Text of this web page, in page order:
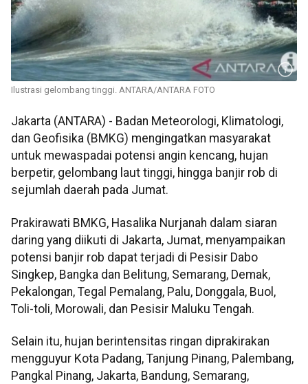
Ilustrasi gelombang tinggi. ANTARA/ANTARA FOTO
Jakarta (ANTARA) - Badan Meteorologi, Klimatologi,
dan Geofisika (BMKG) mengingatkan masyarakat
untuk mewaspadai potensi angin kencang, hujan
berpetir, gelombang laut tinggi, hingga banjir rob di
sejumlah daerah pada Jumat.
Prakirawati BMKG, Hasalika Nurjanah dalam siaran
daring yang diikuti di Jakarta, Jumat, menyampaikan
potensi banjir rob dapat terjadi di Pesisir Dabo
Singkep, Bangka dan Belitung, Semarang, Demak,
Pekalongan, Tegal Pemalang, Palu, Donggala, Buol,
Toli-toli, Morowali, dan Pesisir Maluku Tengah.
Selain itu, hujan berintensitas ringan diprakirakan
mengguyur Kota Padang, Tanjung Pinang, Palembang,
Pangkal Pinang, Jakarta, Bandung, Semarang,